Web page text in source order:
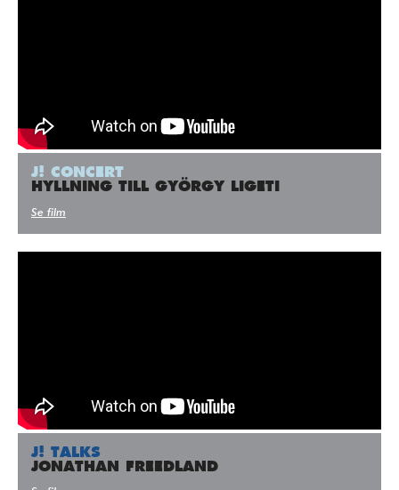
J! CONCERT
HYLLNING TILL GYÖRGY LIGETI
Se film
J! TALKS
JONATHAN FREEDLAND